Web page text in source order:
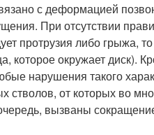
с деформацией
При отсутствии
протрузия либо грыжа,
которое окружает диск).
нарушения такого
стволов, от которых во
вызваны